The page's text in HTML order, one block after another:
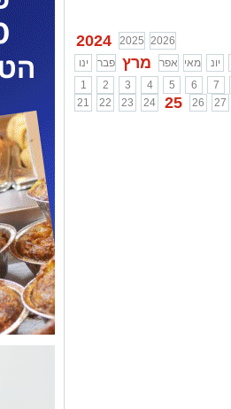
2024 2025 2026
ינו
פבר מרץ אפר מאי יונ
1
2 3 4 5 6 7
21
22 23 24 25 26 27